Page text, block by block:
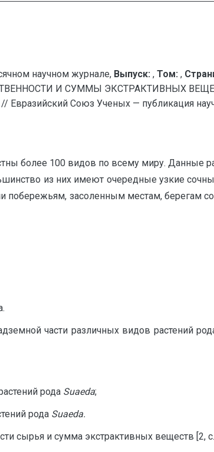
научном журнале, Выпуск: , Том: ,
И СУММЫ ЭКСТРАКТИВНЫХ
Союз Ученых — публикация
более 100 видов по всему миру. Данные
из них имеют очередные узкие
побережьям, засоленным местам, берегам
части различных видов растений
рода Suaeda;
рода Suaeda.
сырья и сумма экстрактивных веществ [2,